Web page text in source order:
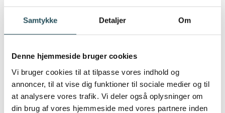
Samtykke Detaljer Om
Denne hjemmeside bruger cookies
Vi bruger cookies til at tilpasse vores indhold og
annoncer, til at vise dig funktioner til sociale medier og til
at analysere vores trafik. Vi deler også oplysninger om
din brug af vores hjemmeside med vores partnere inden
drift
Etablér mulighed for udeservering med
arbejdsgange i køkkenet ved fx at bruge
køkkenskærme eller forskellige
printerstationer
Etablér mulighed for mobile
salgsenheder for at øge udendørs salg